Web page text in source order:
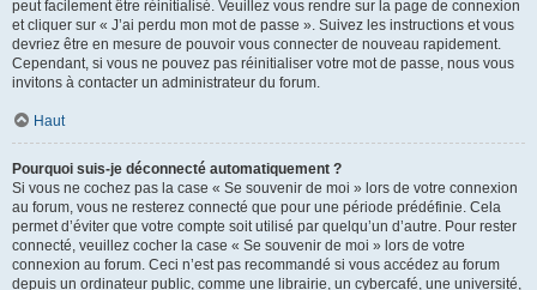
peut facilement être réinitialisé. Veuillez vous rendre sur la page de connexion
et cliquer sur « J’ai perdu mon mot de passe ». Suivez les instructions et vous
devriez être en mesure de pouvoir vous connecter de nouveau rapidement.
Cependant, si vous ne pouvez pas réinitialiser votre mot de passe, nous vous
invitons à contacter un administrateur du forum.
Haut
Pourquoi suis-je déconnecté automatiquement ?
Si vous ne cochez pas la case « Se souvenir de moi » lors de votre connexion
au forum, vous ne resterez connecté que pour une période prédéfinie. Cela
permet d’éviter que votre compte soit utilisé par quelqu’un d’autre. Pour rester
connecté, veuillez cocher la case « Se souvenir de moi » lors de votre
connexion au forum. Ceci n’est pas recommandé si vous accédez au forum
depuis un ordinateur public, comme une librairie, un cybercafé, une université,